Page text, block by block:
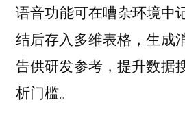
语音功能可在嘈杂环境中
结后存入多维表格，生成
告供研发参考，提升数据
析门槛。